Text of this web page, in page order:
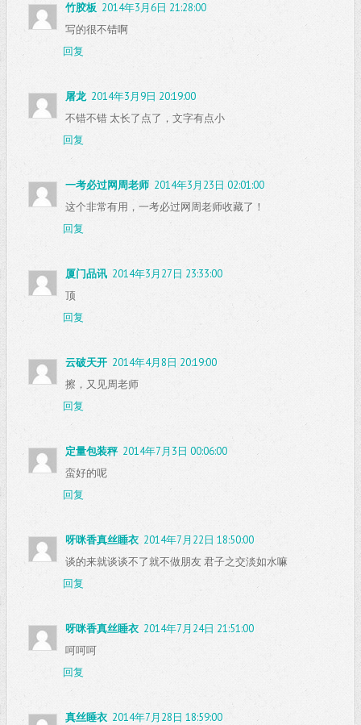
竹胶板 2014年3月6日 21:28:00
写的很不错啊
回复
屠龙 2014年3月9日 20:19:00
不错不错 太长了点了，文字有点小
回复
一考必过网周老师 2014年3月23日 02:01:00
这个非常有用，一考必过网周老师收藏了！
回复
厦门品讯 2014年3月27日 23:33:00
顶
回复
云破天开 2014年4月8日 20:19:00
擦，又见周老师
回复
定量包装秤 2014年7月3日 00:06:00
蛮好的呢
回复
呀咪香真丝睡衣 2014年7月22日 18:50:00
谈的来就谈谈不了就不做朋友 君子之交淡如水嘛
回复
呀咪香真丝睡衣 2014年7月24日 21:51:00
呵呵呵
回复
真丝睡衣 2014年7月28日 18:59:00